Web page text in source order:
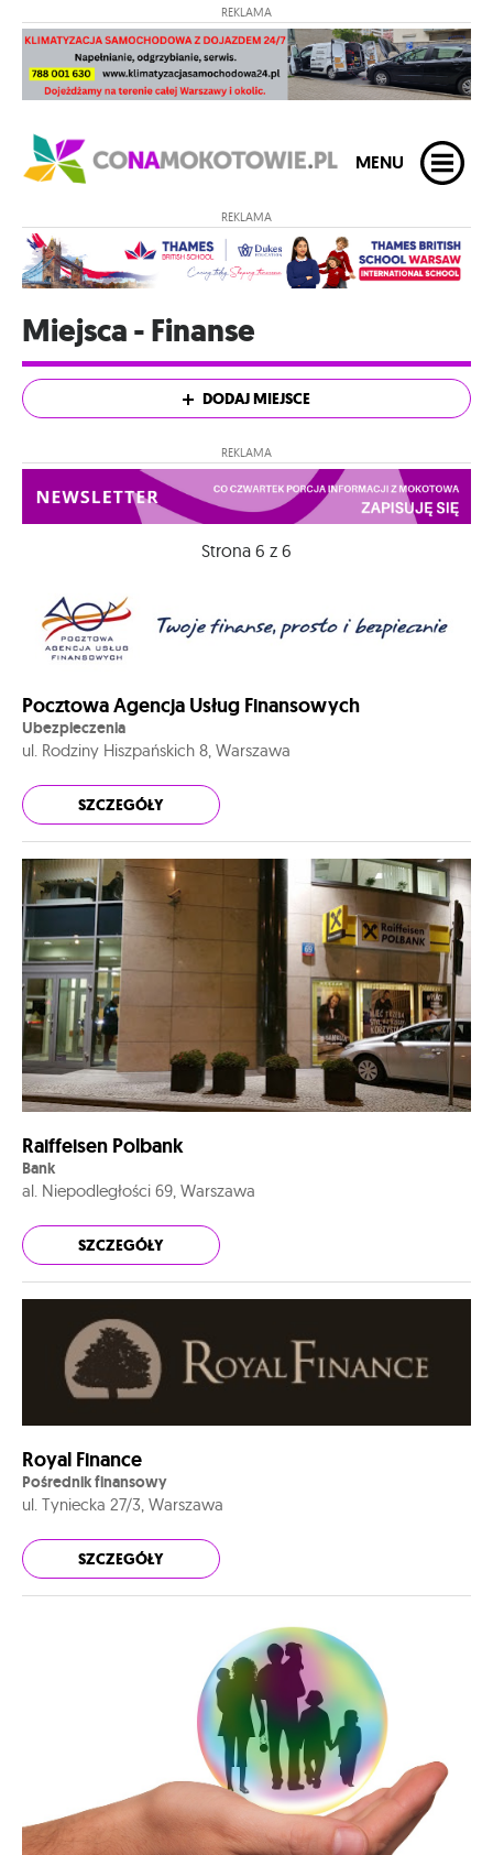
REKLAMA
MENU
REKLAMA
Miejsca - Finanse
DODAJ MIEJSCE
REKLAMA
Strona 6 z 6
Pocztowa Agencja Usług Finansowych
Ubezpieczenia
ul. Rodziny Hiszpańskich 8, Warszawa
SZCZEGÓŁY
Raiffeisen Polbank
Bank
al. Niepodległości 69, Warszawa
SZCZEGÓŁY
Royal Finance
Pośrednik finansowy
ul. Tyniecka 27/3, Warszawa
SZCZEGÓŁY